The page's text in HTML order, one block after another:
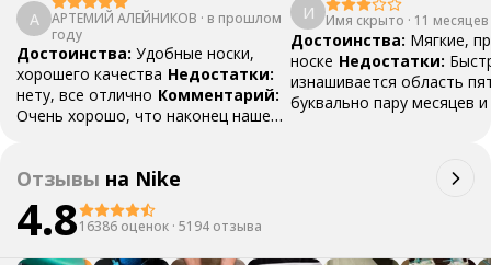
А АРТЕМИЙ АЛЕЙНИКОВ · в прошлом
году
Достоинства: Удобные носки,
хорошего качества Недостатки:
нету, все отлично Комментарий:
Очень хорошо, что наконец нашел
И Имя скрыто · 11
Достоинства: Мягкие,
носке Недостатки:
изнашивается область
буквально пару месяцев
Отзывы на Nike
4.816386 оценок · 5194 отзыва